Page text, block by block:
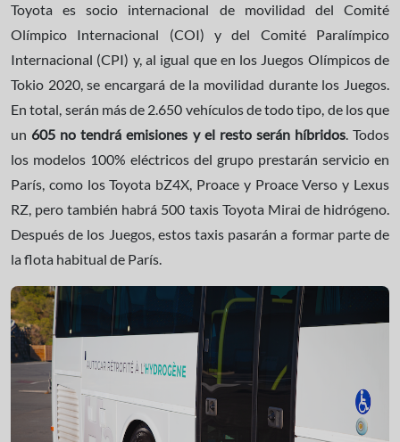
Toyota es socio internacional de movilidad del Comité
Olímpico Internacional (COI) y del Comité Paralímpico
Internacional (CPI) y, al igual que en los Juegos Olímpicos de
Tokio 2020, se encargará de la movilidad durante los Juegos.
En total, serán más de 2.650 vehículos de todo tipo, de los que
un 605 no tendrá emisiones y el resto serán híbridos. Todos
los modelos 100% eléctricos del grupo prestarán servicio en
París, como los Toyota bZ4X, Proace y Proace Verso y Lexus
RZ, pero también habrá 500 taxis Toyota Mirai de hidrógeno.
Después de los Juegos, estos taxis pasarán a formar parte de
la flota habitual de París.